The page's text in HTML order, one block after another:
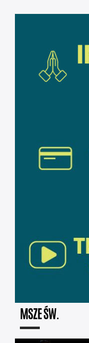
MSZE ŚW.